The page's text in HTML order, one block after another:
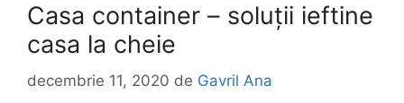
Casa container – soluții ieftine
casa la cheie
decembrie 11, 2020 de Gavril Ana